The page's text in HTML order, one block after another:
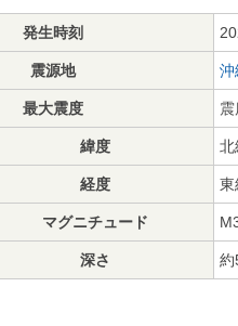
発生時刻
震源地 沖
最大震度 震
緯度 北
経度 東
マグニチュード
深さ 約